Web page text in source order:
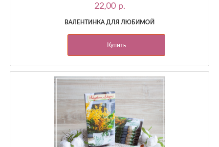
22,00 p.
ВАЛЕНТИНКА ДЛЯ ЛЮБИМОЙ
Купить